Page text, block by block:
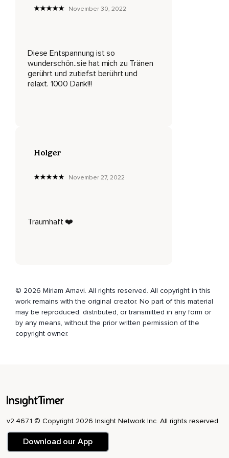
Sich zu erholen,
Sich auszuruhen,
Sich neu zu sortieren.
Du bist sicher und getragen.
Deine Beine werden schwer,
Rumliegen.
Genauso wie deine Füße,
Ganz lose werden,
Deine Zehen lassen los,
Jeder einzelne.
November 30, 2022
Diese Entspannung ist so
wunderschön..sie hat mich zu Tränen
gerührt und zutiefst berührt und
relaxt. 1000 Dank!!!
Holger
November 27, 2022
Traumhaft ❤️
© 2026 Miriam Amavi. All rights reserved. All copyright in this
work remains with the original creator. No part of this material
may be reproduced, distributed, or transmitted in any form or
by any means, without the prior written permission of the
copyright owner.
v2.467.1 © Copyright 2026 Insight Network Inc. All rights reserved.
Download our App